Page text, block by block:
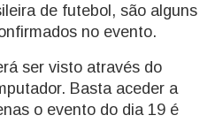
de futebol, são alguns
no evento.
ser visto através do
Basta aceder a
o evento do dia 19 é